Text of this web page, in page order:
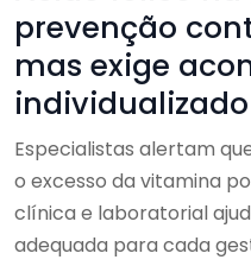
prevenção
mas exige
individualizado
Especialistas alertam
o excesso da vitamina
clínica e laboratorial
adequada para cada